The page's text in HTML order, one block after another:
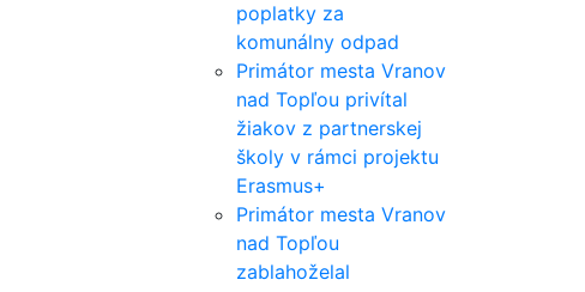
poplatky za
komunálny odpad
Primátor mesta Vranov
nad Topľou privítal
žiakov z partnerskej
školy v rámci projektu
Erasmus+
Primátor mesta Vranov
nad Topľou
zablahoželal